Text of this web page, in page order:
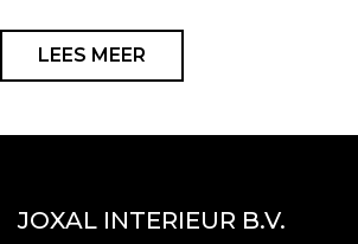
LEES MEER
JOXAL INTERIEUR B.V.